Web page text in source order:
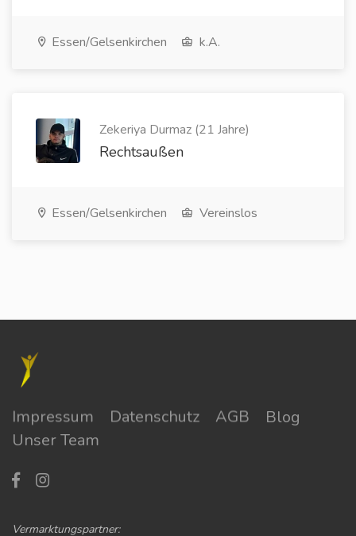
Essen/Gelsenkirchen k.A.
Zekeriya Durmaz (21 Jahre)
Rechtsaußen
Essen/Gelsenkirchen Vereinslos
Impressum Datenschutz AGB
Blog
Unser Team
Vermarktungspartner: